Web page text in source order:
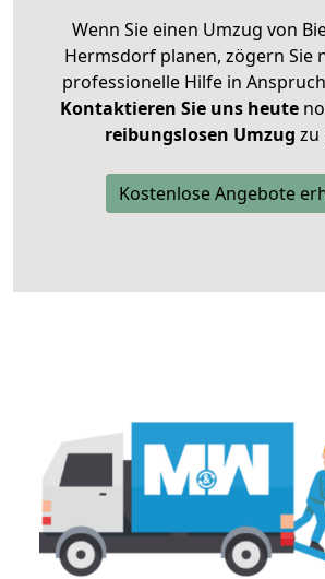
Wenn Sie einen Umzug von
Hermsdorf planen, zögern Sie
professionelle Hilfe in
Kontaktieren Sie uns heute
reibungslosen Umzug zu
Kostenlose Angebote